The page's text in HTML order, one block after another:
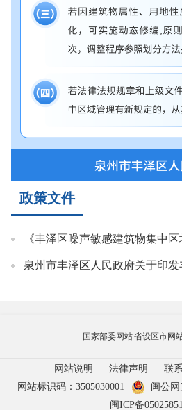
政策文件
《丰泽区噪声敏感建筑物集中区域划定方
泉州市丰泽区人民政府关于印发丰泽区噪声敏感建筑物集中区
国家部委网站省设区市网
网站说明 | 法律声明 | 联
网站标识码：3505030001
闽公网
闽ICP备